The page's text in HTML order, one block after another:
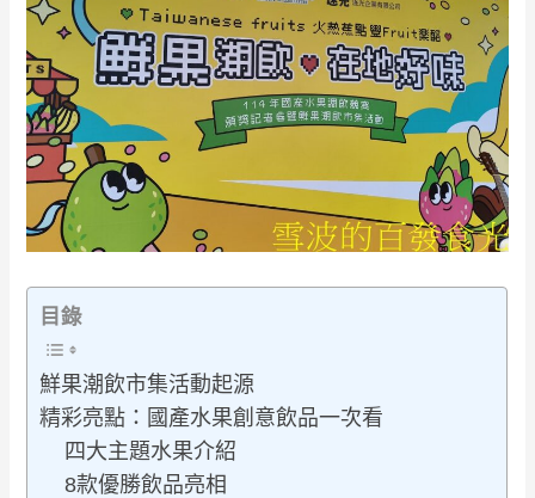
目錄
鮮果潮飲市集活動起源
精彩亮點：國產水果創意飲品一次看
四大主題水果介紹
8款優勝飲品亮相